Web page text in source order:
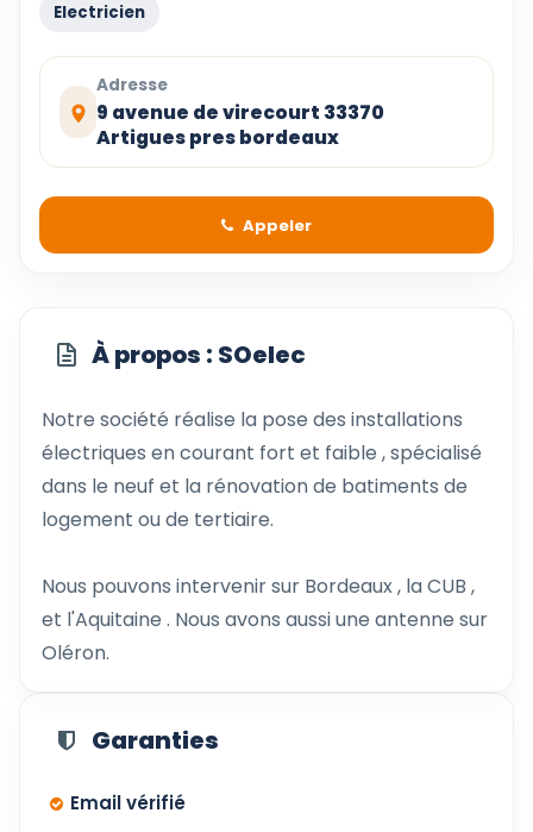
Electricien
Adresse
9 avenue de virecourt 33370
Artigues pres bordeaux
Appeler
À propos : SOelec
Notre société réalise la pose des installations
électriques en courant fort et faible , spécialisé
dans le neuf et la rénovation de batiments de
logement ou de tertiaire.
Nous pouvons intervenir sur Bordeaux , la CUB ,
et l'Aquitaine . Nous avons aussi une antenne sur
Oléron.
Garanties
Email vérifié